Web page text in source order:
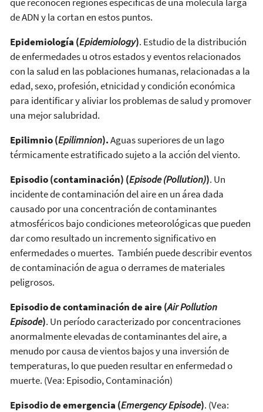
de ADN y la cortan en estos puntos.
Epidemiología (Epidemiology). Estudio de la distribución
de enfermedades u otros estados y eventos relacionados
con la salud en las poblaciones humanas, relacionadas a la
edad, sexo, profesión, etnicidad y condición económica
para identificar y aliviar los problemas de salud y promover
una mejor salubridad.
Epilimnio (Epilimnion).Aguas superiores de un lago
térmicamente estratificado sujeto a la acción del viento.
Episodio (contaminación) (Episode (Pollution)). Un
incidente de contaminación del aire en un área dada
causado por una concentración de contaminantes
atmosféricos bajo condiciones meteorológicas que pueden
dar como resultado un incremento significativo en
enfermedades o muertes. También puede describir eventos
de contaminación de agua o derrames de materiales
peligrosos.
Episodio de contaminación de aire (Air Pollution
Episode). Un período caracterizado por concentraciones
anormalmente elevadas de contaminantes del aire, a
menudo por causa de vientos bajos y una inversión de
temperaturas, lo que pueden resultar en enfermedad o
muerte. (Vea: Episodio, Contaminación)
Episodio de emergencia (Emergency Episode). (Vea: